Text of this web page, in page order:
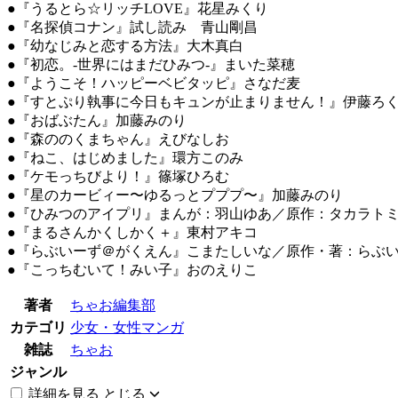
●『うるとら☆リッチLOVE』花星みくり
●『名探偵コナン』試し読み 青山剛昌
●『幼なじみと恋する方法』大木真白
●『初恋。-世界にはまだひみつ-』まいた菜穂
●『ようこそ！ハッピーベビタッピ』さなだ麦
●『すとぷり執事に今日もキュンが止まりません！』伊藤ろく
●『おばぶたん』加藤みのり
●『森ののくまちゃん』えびなしお
●『ねこ、はじめました』環方このみ
●『ケモっちびより！』篠塚ひろむ
●『星のカービィー〜ゆるっとプププ〜』加藤みのり
●『ひみつのアイプリ』まんが：羽山ゆあ／原作：タカラト
●『まるさんかくしかく＋』東村アキコ
●『らぶいーず＠がくえん』こまたしいな／原作・著：らぶ
●『こっちむいて！みい子』おのえりこ
著者
ちゃお編集部
カテゴリ 少女・女性マンガ
雑誌
ちゃお
ジャンル
詳細を見る とじる